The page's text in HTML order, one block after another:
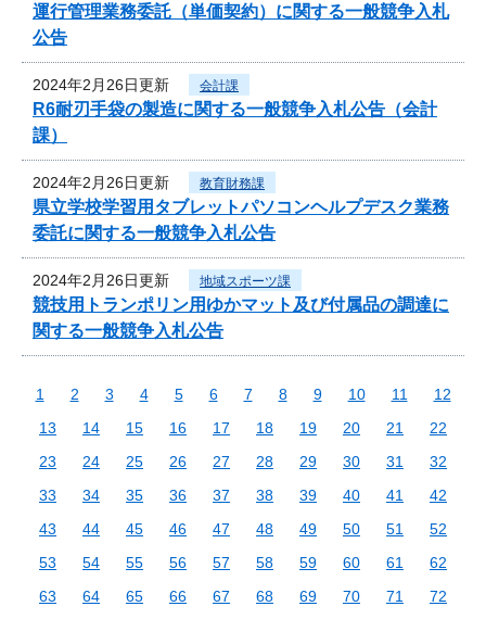
運行管理業務委託（単価契約）に関する一般競争入札
公告
2024年2月26日更新 会計課
R6耐刃手袋の製造に関する一般競争入札公告（会計
課）
2024年2月26日更新 教育財務課
県立学校学習用タブレットパソコンヘルプデスク業務
委託に関する一般競争入札公告
2024年2月26日更新 地域スポーツ課
競技用トランポリン用ゆかマット及び付属品の調達に
関する一般競争入札公告
1 2 3 4 5 6 7 8 9 10 11
12
13
14 15 16 17 18 19 20 21
22
23
24 25 26 27 28 29 30 31
32
33
34 35 36 37 38 39 40 41
42
43
44 45 46 47 48 49 50 51
52
53
54 55 56 57 58 59 60 61
62
63
64 65 66 67 68 69 70 71
72